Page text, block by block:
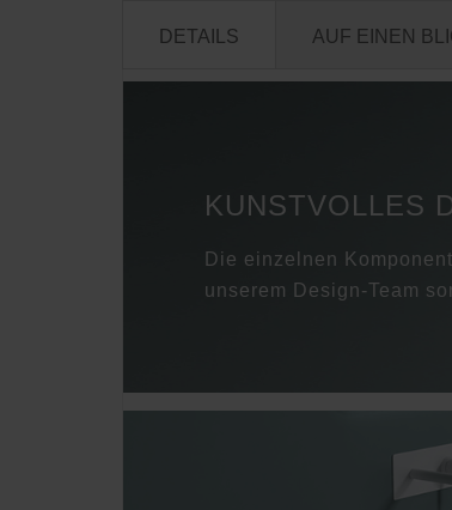
DETAILS AUF EINEN
KUNSTVOLLES
Die einzelnen
unserem Design-Team